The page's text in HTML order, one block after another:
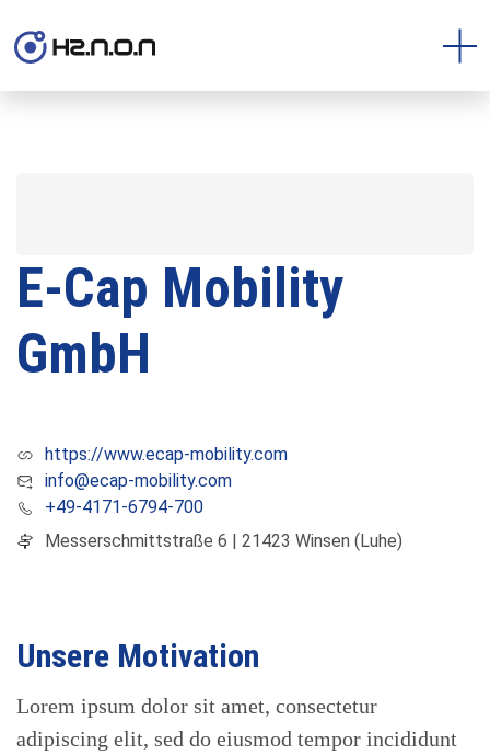
E-Cap Mobility
GmbH
https://www.ecap-mobility.com
info@ecap-mobility.com
+49-4171-6794-700
Messerschmittstraße 6 | 21423 Winsen (Luhe)
Unsere Motivation
Lorem ipsum dolor sit amet, consectetur
adipiscing elit, sed do eiusmod tempor incididunt